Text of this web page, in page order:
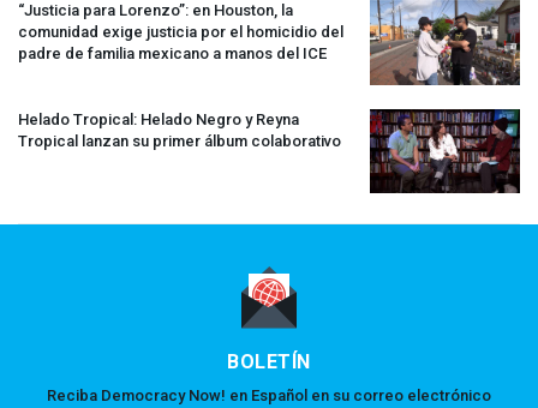
“Justicia para Lorenzo”: en Houston, la
comunidad exige justicia por el homicidio del
padre de familia mexicano a manos del ICE
Helado Tropical: Helado Negro y Reyna
Tropical lanzan su primer álbum colaborativo
BOLETÍN
Reciba Democracy Now! en Español en su correo electrónico